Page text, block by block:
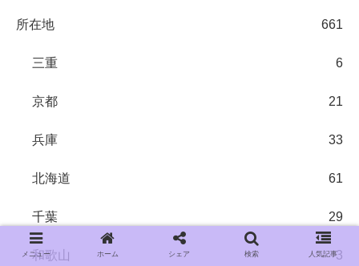
所在地 661
三重 6
京都 21
兵庫 33
北海道 61
千葉 29
和歌山 3
メニュー ホーム シェア 検索 人気記事